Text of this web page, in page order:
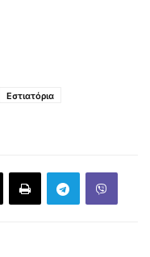
Εστιατόρια